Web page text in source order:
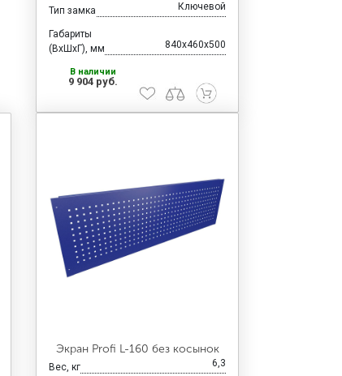
Тип замка Ключевой
Габариты
(ВхШхГ), мм
840x460x500
В наличии
9 904 руб.
Экран Profi L-160 без косынок
Вес, кг 6,3